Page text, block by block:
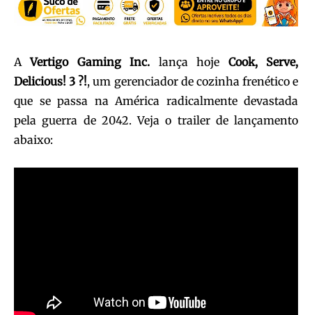
AVertigo Gaming Inc. lança hoje Cook, Serve,
Delicious! 3 ?!, um gerenciador de cozinha frenético e
que se passa na América radicalmente devastada
pela guerra de 2042. Veja o trailer de lançamento
abaixo: